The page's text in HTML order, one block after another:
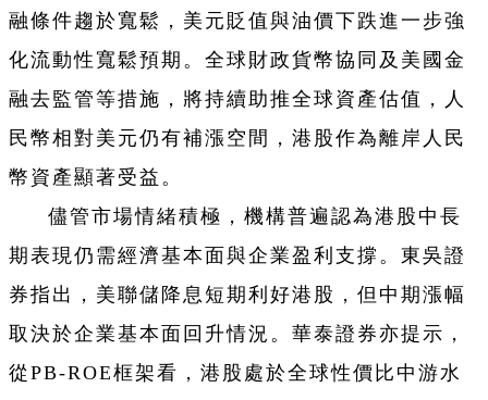
融條件趨於寬鬆，美元貶值與油價下跌進一步強
化流動性寬鬆預期。全球財政貨幣協同及美國金
融去監管等措施，將持續助推全球資產估值，人
民幣相對美元仍有補漲空間，港股作為離岸人民
幣資產顯著受益。
儘管市場情緒積極，機構普遍認為港股中長
期表現仍需經濟基本面與企業盈利支撐。東吳證
券指出，美聯儲降息短期利好港股，但中期漲幅
取決於企業基本面回升情況。華泰證券亦提示，
從PB-ROE框架看，港股處於全球性價比中游水